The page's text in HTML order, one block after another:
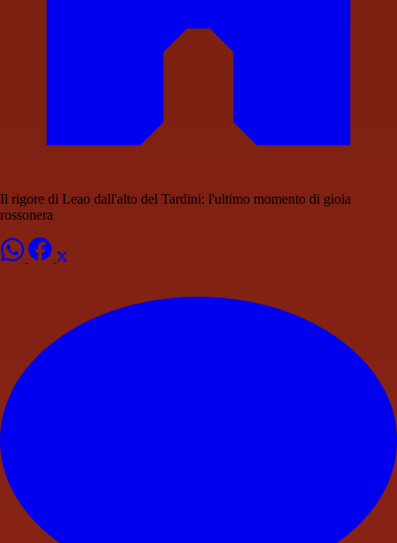
Il rigore di Leao dall'alto del Tardini: l'ultimo momento di gioia
rossonera